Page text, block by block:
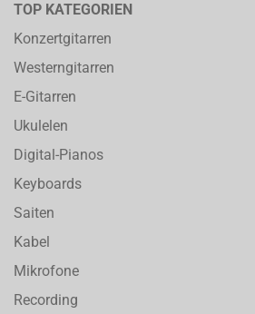
TOP KATEGORIEN
Konzertgitarren
Westerngitarren
E-Gitarren
Ukulelen
Digital-Pianos
Keyboards
Saiten
Kabel
Mikrofone
Recording